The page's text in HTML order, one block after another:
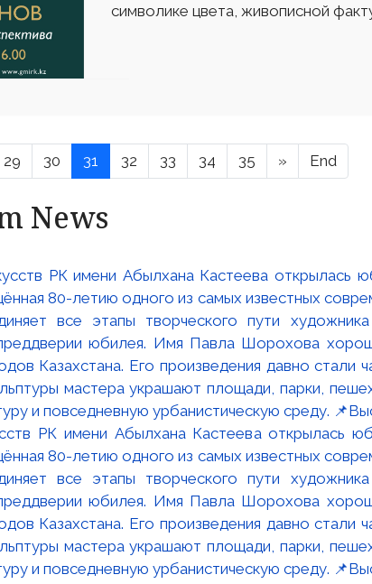
символике цвета, живописной
29 30 31 32 33 34 35 » End
News
РК имени Абылхана Кастеева открылась
80-летию одного из самых известных
все этапы творческого пути
юбилея. Имя Павла Шорохова
Казахстана. Его произведения давно стали
мастера украшают площади, парки,
и повседневную урбанистическую среду.